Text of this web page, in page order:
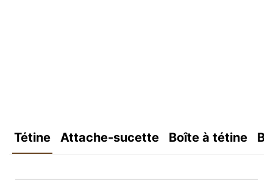
Tétine Attache-sucette Boîte à tétine